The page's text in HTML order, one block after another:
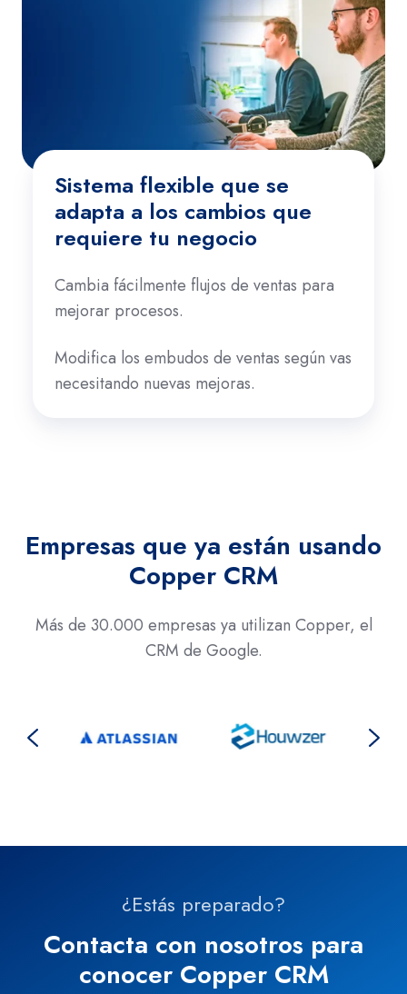
Sistema flexible que se
adapta a los cambios que
requiere tu negocio
Cambia fácilmente flujos de ventas para
mejorar procesos.
Modifica los embudos de ventas según vas
necesitando nuevas mejoras.
Empresas que ya están usando
Copper CRM
Más de 30.000 empresas ya utilizan Copper, el
CRM de Google.
¿Estás preparado?
Contacta con nosotros para
conocer Copper CRM